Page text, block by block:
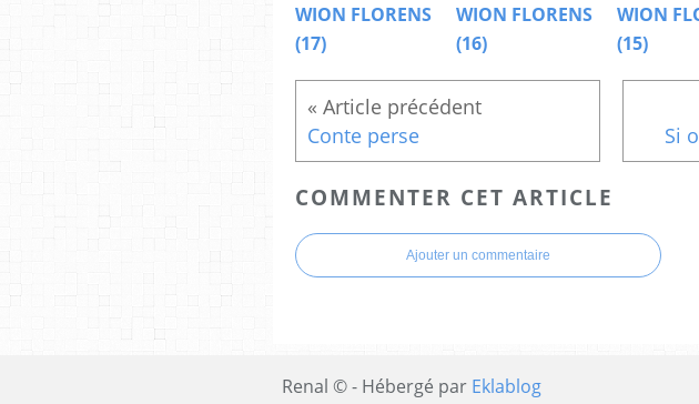
WION FLORENS
(17)
WION FLORENS
(16)
WION
(15)
Conte perse Si
COMMENTER CET ARTICLE
Ajouter un commentaire
Renal © - Hébergé par Eklablog